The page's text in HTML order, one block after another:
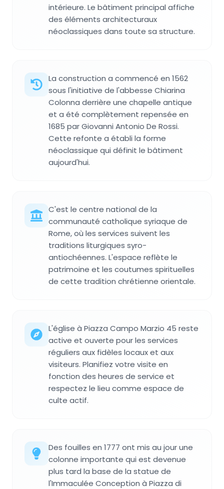
intérieure. Le bâtiment principal affiche
des éléments architecturaux
néoclassiques dans toute sa structure.
La construction a commencé en 1562
sous l'initiative de l'abbesse Chiarina
Colonna derrière une chapelle antique
et a été complètement repensée en
1685 par Giovanni Antonio De Rossi.
Cette refonte a établi la forme
néoclassique qui définit le bâtiment
aujourd'hui.
C'est le centre national de la
communauté catholique syriaque de
Rome, où les services suivent les
traditions liturgiques syro-
antiochéennes. L'espace reflète le
patrimoine et les coutumes spirituelles
de cette tradition chrétienne orientale.
L'église à Piazza Campo Marzio 45 reste
active et ouverte pour les services
réguliers aux fidèles locaux et aux
visiteurs. Planifiez votre visite en
fonction des heures de service et
respectez le lieu comme espace de
culte actif.
Des fouilles en 1777 ont mis au jour une
colonne importante qui est devenue
plus tard la base de la statue de
l'Immaculée Conception à Piazza di